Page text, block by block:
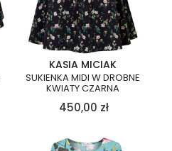
KASIA MICIAK
SUKIENKA MIDI W DROBNE
KWIATY CZARNA
450,00 zł